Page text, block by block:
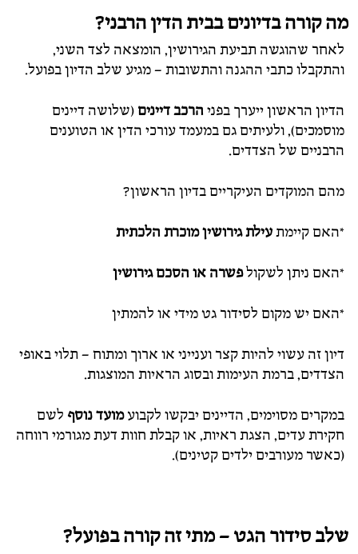
מה קורה בדיונים בבית הדין הרבני?
לאחר שהוגשה תביעת הגירושין, הומצאה לצד השני,
והתקבלו כתבי ההגנה והתשובות – מגיע שלב הדיון בפועל.
הדיון הראשון ייערך בפניהרכב דיינים (שלושה דיינים
מוסמכים), ולעיתים גם במעמד עורכי הדין או הטוענים
הרבניים של הצדדים.
מהם המוקדים העיקריים בדיון הראשון?
*האם קיימתעילת גירושין מוכרת הלכתית
*האם ניתן לשקולפשרה או הסכם גירושין
*האם יש מקום לסידור גט מידי או להמתין
דיון זה עשוי להיות קצר וענייני או ארוך ומתוח – תלוי באופי
הצדדים, ברמת העימות ובסוג הראיות המוצגות.
במקרים מסוימים, הדיינים יבקשו לקבועמועד נוסף לשם
חקירת עדים, הצגת ראיות, או קבלת חוות דעת מגורמי רווחה
(כאשר מעורבים ילדים קטינים).
שלב סידור הגט – מתי זה קורה בפועל?